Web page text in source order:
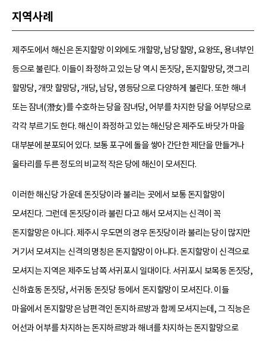
지역사례
제주도에서 해신은 돈지할망 이외에도 개할망, 남당할망, 요왕또, 용녀부인
등으로 불린다. 이들이 좌정하고 있는 당 역시 돈짓당, 돈지할망당, 갯그리
할망당, 개맛 할망당, 개당, 남당, 영등당으로 다양하게 불린다. 또한 해녀
또는 잠녀(潛女)를 수호하는 당을 잠녀당, 어부를 차지한 당을 어부당으로
각각 부르기도 한다. 해신이 좌정하고 있는 해신당은 제주도 바닷가 마을
대부분에 분포되어 있다. 보통 포구에 돌을 쌓아 간단한 제단을 만들거나
울타리를 두른 정도의 비교적 작은 당에 해신이 모셔진다.
이러한 해신당 가운데 돈짓당이라 불리는 곳에서 보통 돈지할망이
모셔진다. 그런데 돈짓당이라 불린 다고 해서 모셔지는 신격이 꼭
돈지할망은 아니다. 제주시 우도면의 경우 돈짓당이라 불리는 당이 많지만
거기서 모셔지는 신격의 명칭은 돈지할망이 아니다. 돈지할망이 신격으로
모셔지는 지역은 제주도 남쪽 서귀포시 일대이다. 서귀포시 보목동 돈짓당,
신하효동 돈짓당, 서귀동 돈짓당 등에서 돈지할망이 모셔진다. 이들
마을에서 돈지할망은 남편격인 돈지하르방과 함께 모셔지는데, 그 직능은
어선과 어부를 차지하는 돈지하르방과 해녀를 차지하는 돈지할망으로